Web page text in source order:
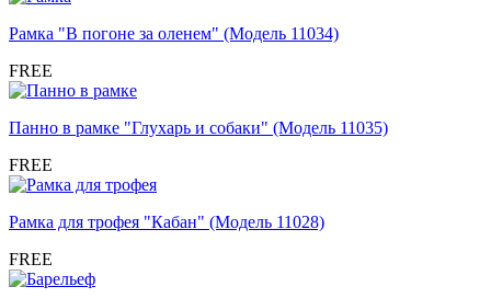
Рамка "В погоне за оленем" (Модель 11034)
FREE
Панно в рамке "Глухарь и собаки" (Модель 11035)
FREE
Рамка для трофея "Кабан" (Модель 11028)
FREE